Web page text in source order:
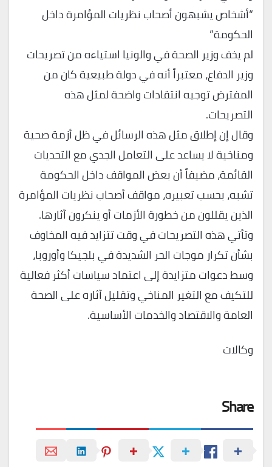
“أشخاص يشبهون أصحاب نظريات المؤامرة داخل
الحكومة”
لم يخف وزير الصحة في والونيا استياءه من تصريحات
وزير الدفاع، معتبراً أنه في دولة طبيعية كان من
المفترض توجيه انتقادات واضحة لمثل هذه
التصريحات.
وقال إن إطلاق مثل هذه الرسائل في ظل أزمة صحية
ومناخية لا يساعد على التعامل الجدي مع التحديات
القائمة، مضيفاً أن بعض المواقف داخل الحكومة
تشبه، بحسب تعبيره، مواقف أصحاب نظريات المؤامرة
الذين يقللون من خطورة الأزمات أو ينكرون آثارها.
وتأتي هذه التصريحات في وقت تتزايد فيه المخاوف
بشأن تكرار موجات الحر الشديدة في بلجيكا وأوروبا،
وسط دعوات متزايدة إلى اعتماد سياسات أكثر فعالية
للتكيف مع التغير المناخي وتقليل آثاره على الصحة
العامة والاقتصاد والخدمات الأساسية.
وكالات
Share